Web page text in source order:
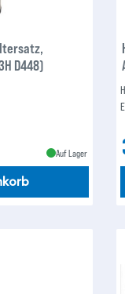
D448)
Auf Lager